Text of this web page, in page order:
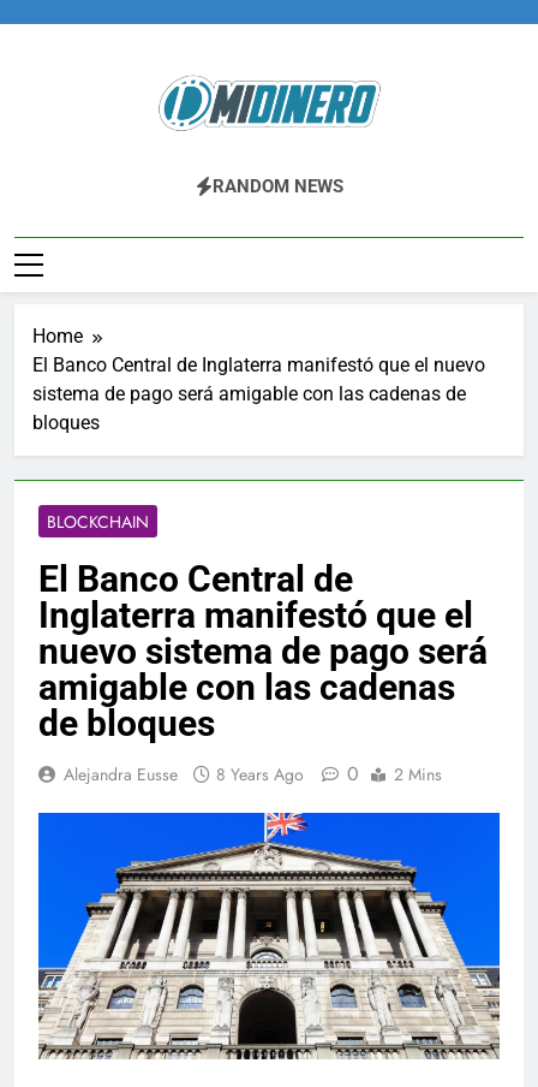
Midinero.co
Fintech, Criptomonedas
RANDOM NEWS
Home
El Banco Central de Inglaterra manifestó que el nuevo
sistema de pago será amigable con las cadenas de
bloques
BLOCKCHAIN
El Banco Central de
Inglaterra manifestó que el
nuevo sistema de pago será
amigable con las cadenas
de bloques
Alejandra Eusse 8 Years Ago 0 2 Mins